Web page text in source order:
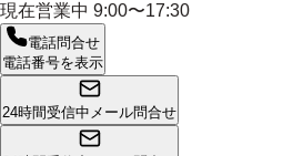
現在営業中 9:00〜17:30
電話問合せ
電話番号を表示
24時間受信中 メール問合せ